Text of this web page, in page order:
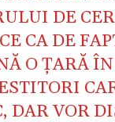
DE
CA DE
O ŢARĂ
DAR VOR